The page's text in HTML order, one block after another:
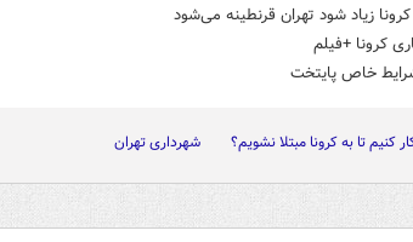
زیاد شود تهران قرنطینه می‌شود
کرونا +فیلم
خاص پایتخت
کنیم تا به کرونا مبتلا نشویم؟ شهرداری تهران